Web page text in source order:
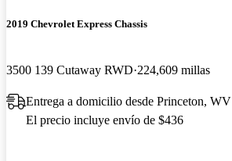
2019 Chevrolet Express Chassis
3500 139 Cutaway RWD 224,609 millas
Entrega a domicilio desde Princeton, WV
El precio incluye envío de $436